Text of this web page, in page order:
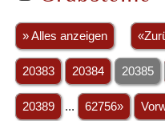
» Alles anzeigen
20383 20384 20385
20389 ... 62756»